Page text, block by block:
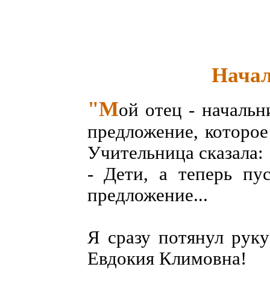
"Мой отец -
предложение,
Учительница сказала:
- Дети, а теперь
предложение...
Я сразу потянул
Евдокия Климовна!